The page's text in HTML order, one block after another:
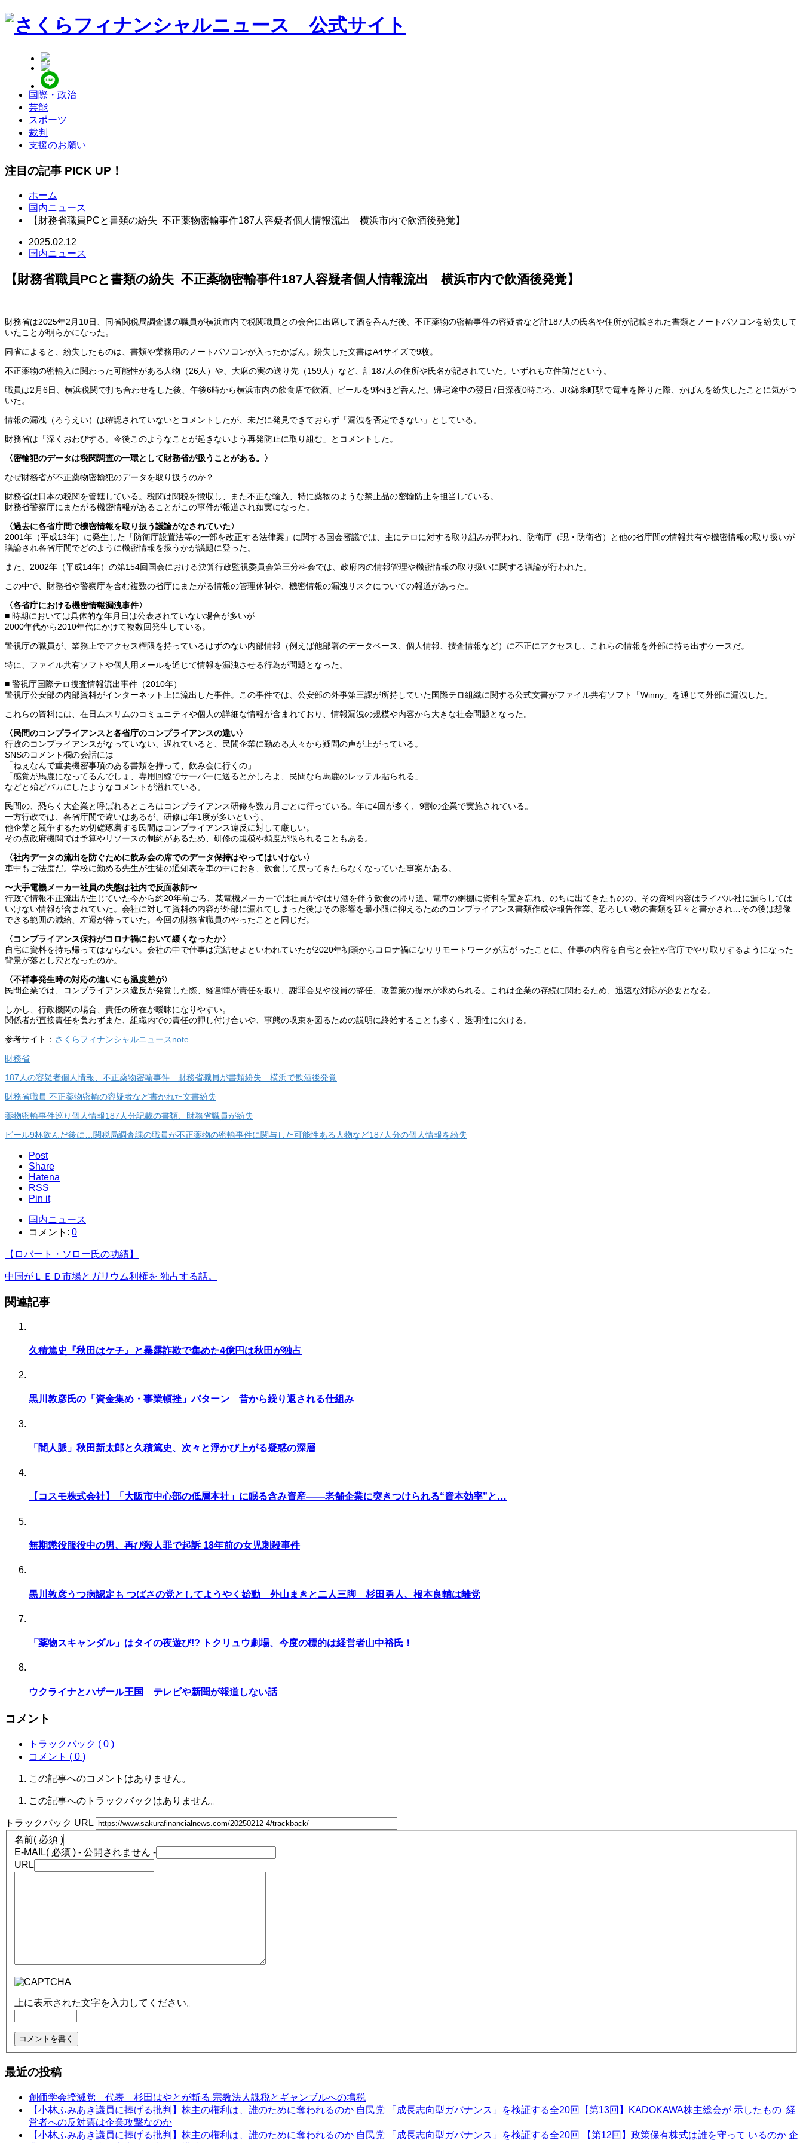
国際・政治
芸能
スポーツ
裁判
支援のお願い
注目の記事 PICK UP！
ホーム
国内ニュース
【財務省職員PCと書類の紛失 不正薬物密輸事件187人容疑者個人情報流出 横浜市内で飲酒後発覚】
2025.02.12
国内ニュース
【財務省職員PCと書類の紛失 不正薬物密輸事件187人容疑者個人情報流出 横浜市内で飲酒後発覚】
財務省は2025年2月10日、同省関税局調査課の職員が横浜市内で税関職員との会合に出席して酒を呑んだ後、不正薬物の密輸事件の容疑者など計187人の氏名や住所が記載された書類とノートパソコンを紛失して
いたことが明らかになった。
同省によると、紛失したものは、書類や業務用のノートパソコンが入ったかばん。紛失した文書はA4サイズで9枚。
不正薬物の密輸入に関わった可能性がある人物（26人）や、大麻の実の送り先（159人）など、計187人の住所や氏名が記されていた。いずれも立件前だという。
職員は2月6日、横浜税関で打ち合わせをした後、午後6時から横浜市内の飲食店で飲酒、ビールを9杯ほど呑んだ。帰宅途中の翌日7日深夜0時ごろ、JR錦糸町駅で電車を降りた際、かばんを紛失したことに気がつ
いた。
情報の漏洩（ろうえい）は確認されていないとコメントしたが、未だに発見できておらず「漏洩を否定できない」としている。
財務省は「深くおわびする。今後このようなことが起きないよう再発防止に取り組む」とコメントした。
〈密輸犯のデータは税関調査の一環として財務省が扱うことがある。〉
なぜ財務省が不正薬物密輸犯のデータを取り扱うのか？
財務省は日本の税関を管轄している。税関は関税を徴収し、また不正な輸入、特に薬物のような禁止品の密輸防止を担当している。
財務省警察庁にまたがる機密情報があることがこの事件が報道され如実になった。
〈過去に各省庁間で機密情報を取り扱う議論がなされていた〉
2001年（平成13年）に発生した「防衛庁設置法等の一部を改正する法律案」に関する国会審議では、主にテロに対する取り組みが問われ、防衛庁（現・防衛省）と他の省庁間の情報共有や機密情報の取り扱いが
議論され各省庁間でどのように機密情報を扱うかが議題に登った。
また、2002年（平成14年）の第154回国会における決算行政監視委員会第三分科会では、政府内の情報管理や機密情報の取り扱いに関する議論が行われた。
この中で、財務省や警察庁を含む複数の省庁にまたがる情報の管理体制や、機密情報の漏洩リスクについての報道があった。
〈各省庁における機密情報漏洩事件〉
■ 時期においては具体的な年月日は公表されていない場合が多いが
2000年代から2010年代にかけて複数回発生している。
警視庁の職員が、業務上でアクセス権限を持っているはずのない内部情報（例えば他部署のデータベース、個人情報、捜査情報など）に不正にアクセスし、これらの情報を外部に持ち出すケースだ。
特に、ファイル共有ソフトや個人用メールを通じて情報を漏洩させる行為が問題となった。
■ 警視庁国際テロ捜査情報流出事件（2010年）
警視庁公安部の内部資料がインターネット上に流出した事件。この事件では、公安部の外事第三課が所持していた国際テロ組織に関する公式文書がファイル共有ソフト「Winny」を通じて外部に漏洩した。
これらの資料には、在日ムスリムのコミュニティや個人の詳細な情報が含まれており、情報漏洩の規模や内容から大きな社会問題となった。
〈民間のコンプライアンスと各省庁のコンプライアンスの違い〉
行政のコンプライアンスがなっていない、遅れていると、民間企業に勤める人々から疑問の声が上がっている。
SNSのコメント欄の会話には
「ねぇなんで重要機密事項のある書類を持って、飲み会に行くの」
「感覚が馬鹿になってるんでしょ、専用回線でサーバーに送るとかしろよ、民間なら馬鹿のレッテル貼られる」
などと殆どバカにしたようなコメントが溢れている。
民間の、恐らく大企業と呼ばれるところはコンプライアンス研修を数カ月ごとに行っている。年に4回が多く、9割の企業で実施されている。
一方行政では、各省庁間で違いはあるが、研修は年1度が多いという。
他企業と競争するため切磋琢磨する民間はコンプライアンス違反に対して厳しい。
その点政府機関では予算やリソースの制約があるため、研修の規模や頻度が限られることもある。
〈社内データの流出を防ぐために飲み会の席でのデータ保持はやってはいけない〉
車中もご法度だ。学校に勤める先生が生徒の通知表を車の中におき、飲食して戻ってきたらなくなっていた事案がある。
〜大手電機メーカー社員の失態は社内で反面教師〜
行政で情報不正流出が生じていた今から約20年前ごろ、某電機メーカーでは社員がやはり酒を伴う飲食の帰り道、電車の網棚に資料を置き忘れ、のちに出てきたものの、その資料内容はライバル社に漏らしては
いけない情報が含まれていた。会社に対して資料の内容が外部に漏れてしまった後はその影響を最小限に抑えるためのコンプライアンス書類作成や報告作業、恐ろしい数の書類を延々と書かされ…その後は想像
できる範囲の減給、左遷が待っていた。今回の財務省職員のやったことと同じだ。
〈コンプライアンス保持がコロナ禍において緩くなったか〉
自宅に資料を持ち帰ってはならない。会社の中で仕事は完結せよといわれていたが2020年初頭からコロナ禍になりリモートワークが広がったことに、仕事の内容を自宅と会社や官庁でやり取りするようになった
背景が落とし穴となったのか。
〈不祥事発生時の対応の違いにも温度差が〉
民間企業では、コンプライアンス違反が発覚した際、経営陣が責任を取り、謝罪会見や役員の辞任、改善策の提示が求められる。これは企業の存続に関わるため、迅速な対応が必要となる。
しかし、行政機関の場合、責任の所在が曖昧になりやすい。
関係者が直接責任を負わずまた、組織内での責任の押し付け合いや、事態の収束を図るための説明に終始することも多く、透明性に欠ける。
参考サイト： さくらフィナンシャルニュースnote
財務省
187人の容疑者個人情報、不正薬物密輸事件 財務省職員が書類紛失 横浜で飲酒後発覚
財務省職員 不正薬物密輸の容疑者など書かれた文書紛失
薬物密輸事件巡り個人情報187人分記載の書類、財務省職員が紛失
ビール9杯飲んだ後に…関税局調査課の職員が不正薬物の密輸事件に関与した可能性ある人物など187人分の個人情報を紛失
Post
Share
Hatena
RSS
Pin it
国内ニュース
コメント: 0
【ロバート・ソロー氏の功績】
中国がＬＥＤ市場とガリウム利権を 独占する話。
関連記事
久積篤史『秋田はケチ』と暴露詐欺で集めた4億円は秋田が独占
黒川敦彦氏の「資金集め・事業頓挫」パターン 昔から繰り返される仕組み
「闇人脈」秋田新太郎と久積篤史、次々と浮かび上がる疑惑の深層
【コスモ株式会社】「大阪市中心部の低層本社」に眠る含み資産――老舗企業に突きつけられる“資本効率”と…
無期懲役服役中の男、再び殺人罪で起訴 18年前の女児刺殺事件
黒川敦彦うつ病認定も つばさの党としてようやく始動 外山まきと二人三脚 杉田勇人、根本良輔は離党
「薬物スキャンダル」はタイの夜遊び!? トクリュウ劇場、今度の標的は経営者山中裕氏！
ウクライナとハザール王国 テレビや新聞が報道しない話
コメント
トラックバック ( 0 )
コメント ( 0 )
この記事へのコメントはありません。
この記事へのトラックバックはありません。
トラックバック URL
名前( 必須 )
E-MAIL( 必須 ) - 公開されません -
URL
上に表示された文字を入力してください。
最近の投稿
創価学会撲滅党 代表 杉田はやとが斬る 宗教法人課税とギャンブルへの増税
【小林ふみあき議員に捧げる批判】株主の権利は、誰のために奪われるのか 自民党 「成長志向型ガバナンス」を検証する全20回【第13回】KADOKAWA株主総会が 示したもの 経
営者への反対票は企業攻撃なのか
【小林ふみあき議員に捧げる批判】株主の権利は、誰のために奪われるのか 自民党 「成長志向型ガバナンス」を検証する全20回 【第12回】政策保有株式は誰を守って いるのか 企